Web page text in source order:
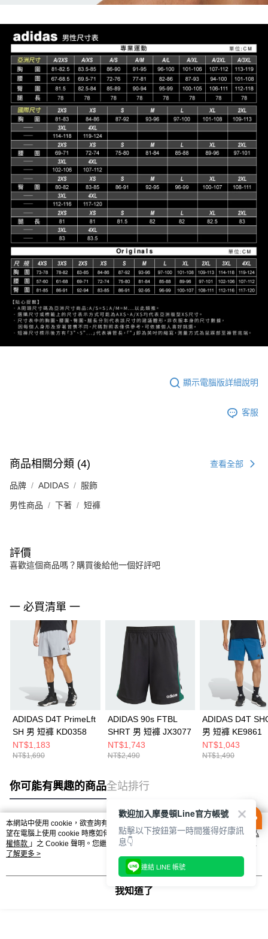
顯示電腦版詳細說明
客服
商品相關分類 (4) 查看全部
品牌 ADIDAS 服飾
男性商品 下著 短褲
評價
喜歡這個商品嗎？購買後給他一個好評吧
一 必買清單 一
ADIDAS D4T PrimeLft
SH 男 短褲 KD0358
NT$1,183
NT$1,690
ADIDAS 90s FTBL
SHRT 男 短褲 JX3077
NT$1,743
NT$2,490
ADIDAS D4T
男 短褲 KE9861
NT$1,043
NT$1,490
你可能有興趣的商品全站排行
熱門標籤
本網站中使用 cookie，欲查詢有關本網站使用 cookie 方式之詳情，及若您不希
望在電腦上使用 cookie 時應如何變更電腦的 cookie 設定，請參閱本網站「
隱私
權條款 」之 Cookie 聲明。您繼續使用本網站即表示您同意本公司得按本網站使
用條款之 Cookie 聲明使用 cookie。
了解更多 >
我知道了
歡迎加入摩曼頓Line官方帳號
點擊以下按鈕第一時間獲得好康訊
息👇
連結 LINE 帳號